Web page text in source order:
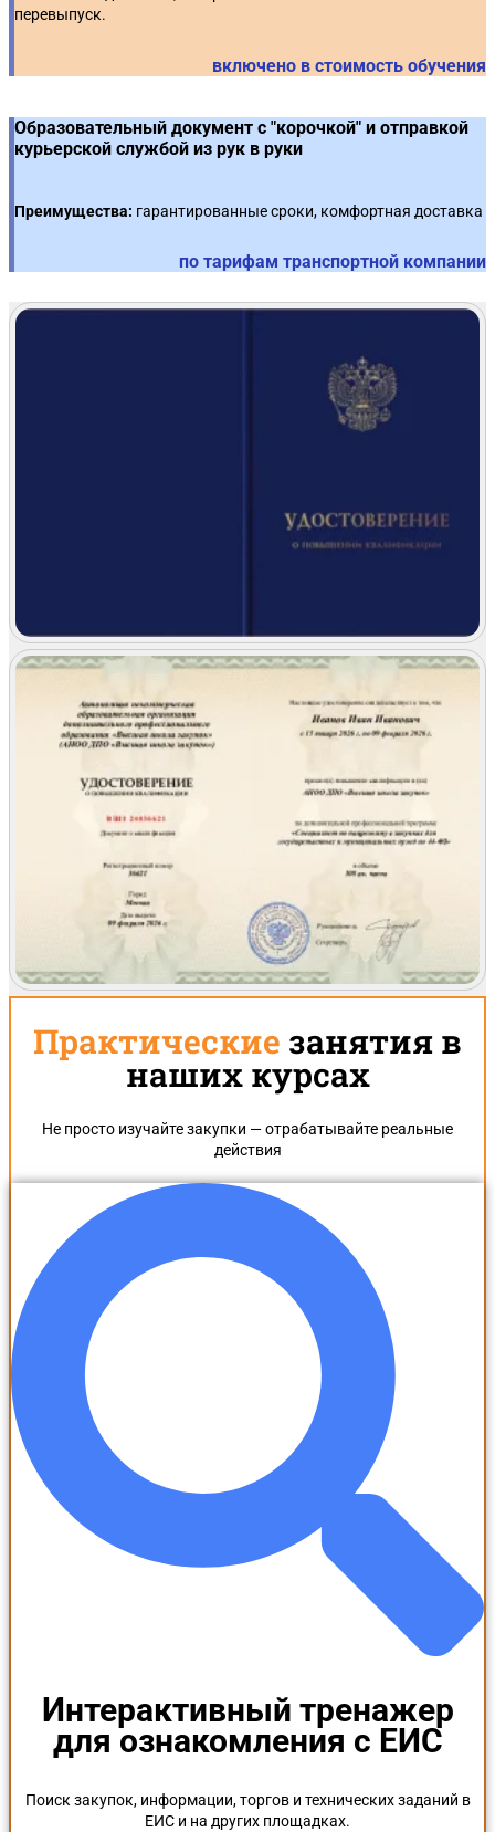
перевыпуск.
включено в стоимость обучения
Образовательный документ с "корочкой" и отправкой
курьерской службой из рук в руки
Преимущества: гарантированные сроки, комфортная доставка
по тарифам транспортной компании
Практические занятия в
наших курсах
Не просто изучайте закупки — отрабатывайте реальные
действия
Интерактивный тренажер
для ознакомления с ЕИС
Поиск закупок, информации, торгов и технических заданий в
ЕИС и на других площадках.